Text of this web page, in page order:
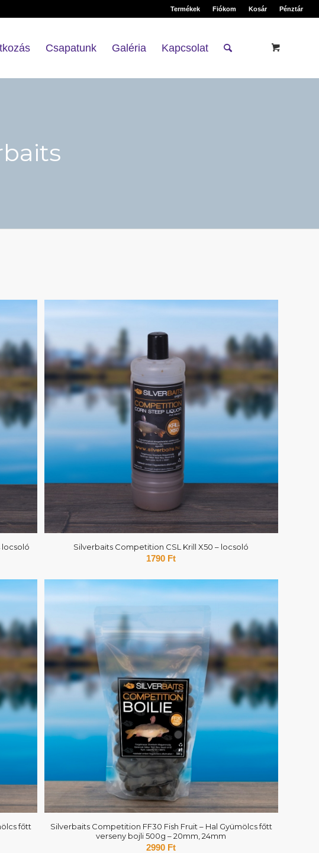
Termékek Fiókom Kosár Pénztár
Csapatunk Galéria Kapcsolat
locsoló Silverbaits Competition CSL Krill X50 – locsoló
1790 Ft
főtt
Silverbaits Competition FF30 Fish Fruit – Hal Gyümölcs főtt
verseny bojli 500g – 20mm, 24mm
2990 Ft